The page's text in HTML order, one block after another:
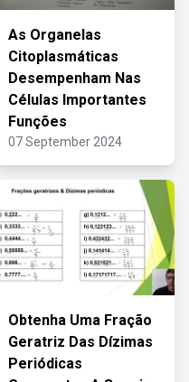
As Organelas
Citoplasmáticas
Desempenham Nas
Células Importantes
Funções
07 September 2024
Obtenha Uma Fração
Geratriz Das Dízimas
Periódicas